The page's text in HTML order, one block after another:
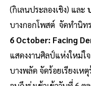
(กิเลนประลองเชิง) และ
บางกอกโพสต์ จัดทำนิท
6 October: Facing
แสดงงานศิลป์แห่งใหม่ใ
บางพลัด จัดร้อยเรียงเ